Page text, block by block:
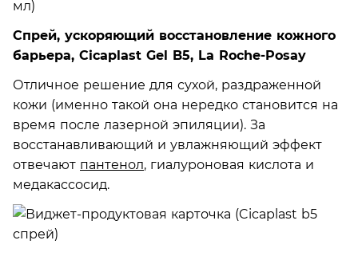
Спрей, ускоряющий восстановление кожного
барьера, Cicaplast Gel B5, La Roche-Posay
Отличное решение для сухой, раздраженной
кожи (именно такой она нередко становится на
время после лазерной эпиляции). За
восстанавливающий и увлажняющий эффект
отвечают пантенол, гиалуроновая кислота и
медакассосид.